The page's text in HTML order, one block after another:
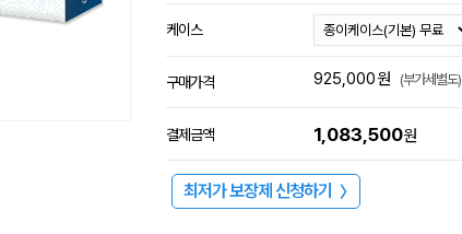
케이스
구매가격 925,000원 (부가세별도)
결제금액 1,083,500원
최저가 보장제 신청하기 〉